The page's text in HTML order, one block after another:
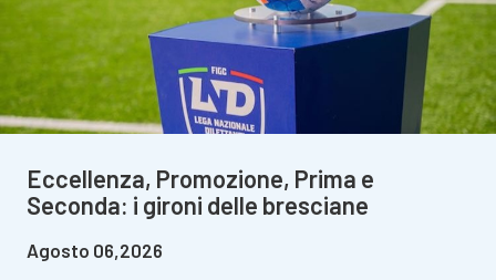
Eccellenza, Promozione, Prima e
Seconda: i gironi delle bresciane
Agosto 06,2026